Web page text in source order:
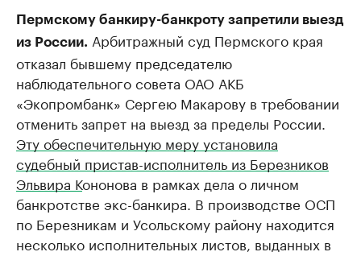
Пермскому банкиру-банкроту запретили выезд
из России. Арбитражный суд Пермского края
отказал бывшему председателю
наблюдательного совета ОАО АКБ
«Экопромбанк» Сергею Макарову в требовании
отменить запрет на выезд за пределы России.
Эту обеспечительную меру установила
судебный пристав-исполнитель из Березников
Эльвира Кононова в рамках дела о личном
банкротстве экс-банкира. В производстве ОСП
по Березникам и Усольскому району находится
несколько исполнительных листов, выданных в